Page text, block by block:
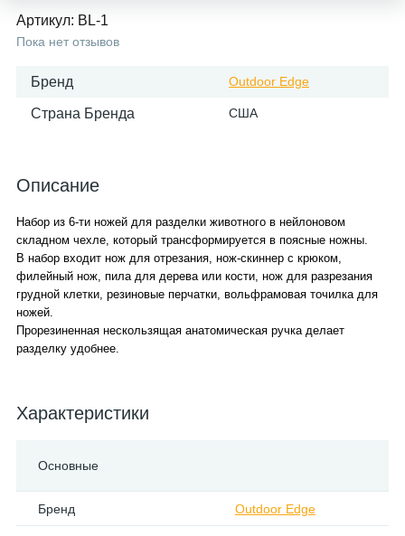
Артикул: BL-1
Пока нет отзывов
Бренд Outdoor Edge
Страна Бренда США
Описание
Набор из 6-ти ножей для разделки животного в нейлоновом
складном чехле, который трансформируется в поясные ножны.
В набор входит нож для отрезания, нож-скиннер с крюком,
филейный нож, пила для дерева или кости, нож для разрезания
грудной клетки, резиновые перчатки, вольфрамовая точилка для
ножей.
Прорезиненная нескользящая анатомическая ручка делает
разделку удобнее.
Характеристики
Основные
Бренд Outdoor Edge